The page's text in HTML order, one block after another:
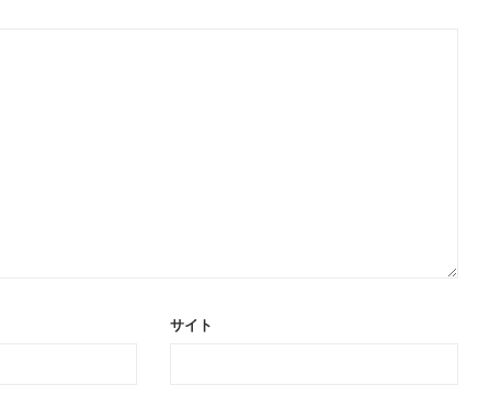
サイト